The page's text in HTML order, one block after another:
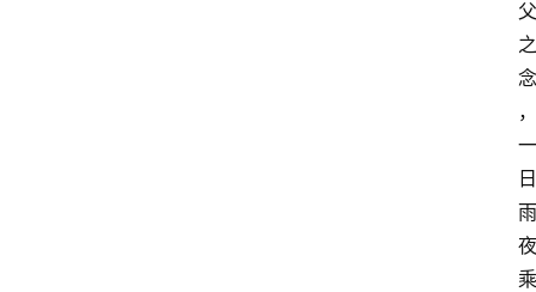
父
之
念
，
一
日
雨
夜
乘